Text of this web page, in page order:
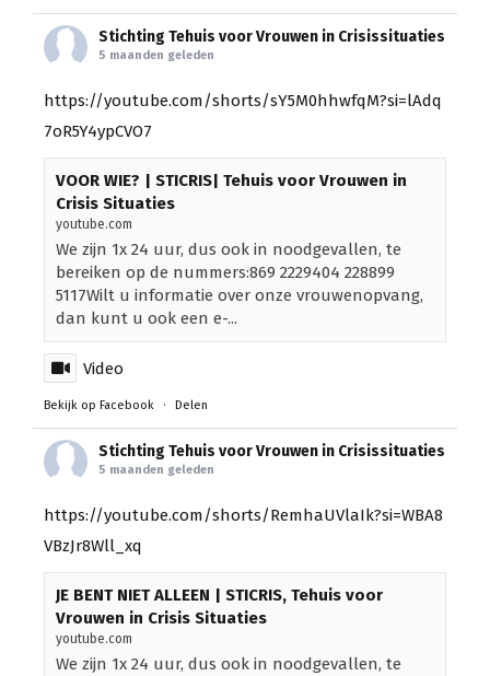
Stichting Tehuis voor Vrouwen in Crisissituaties
5 maanden geleden
https://youtube.com/shorts/sY5M0hhwfqM?si=lAdq
7oR5Y4ypCVO7
VOOR WIE? | STICRIS| Tehuis voor Vrouwen in
Crisis Situaties
youtube.com
We zijn 1x 24 uur, dus ook in noodgevallen, te
bereiken op de nummers:869 2229404 228899
5117Wilt u informatie over onze vrouwenopvang,
dan kunt u ook een e-...
Video
Bekijk op Facebook · Delen
Stichting Tehuis voor Vrouwen in Crisissituaties
5 maanden geleden
https://youtube.com/shorts/RemhaUVlaIk?si=WBA8
VBzJr8Wll_xq
JE BENT NIET ALLEEN | STICRIS, Tehuis voor
Vrouwen in Crisis Situaties
youtube.com
We zijn 1x 24 uur, dus ook in noodgevallen, te